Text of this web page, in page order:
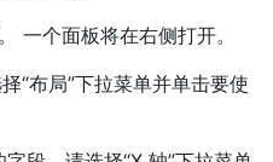
一个面板将在右侧打开。
“布局”下拉菜单并单击要使